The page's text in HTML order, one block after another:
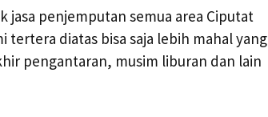
penjemputan semua area Ciputat
tertera diatas bisa saja lebih mahal yang
pengantaran, musim liburan dan lain